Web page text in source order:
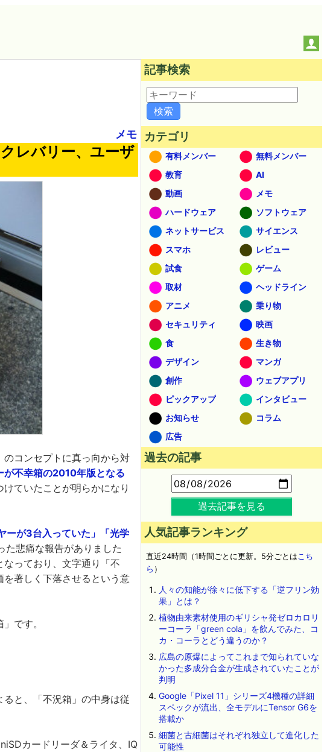
メモ
レバリー、ユーザ
のコンセプトに真っ向から対
が不幸箱の2010年版となる
ていたことが明らかになり
ーが3台入っていた」「光学
た悲痛な報告がありました
っており、文字通り「不
著しく下落させるという意
です。
と、「不況箱」の中身は従
カードリーダ＆ライタ、IQ
記事検索
カテゴリ
有料メンバー
無料メンバー
教育
AI
動画
メモ
ハードウェア
ソフトウェア
ネットサービス
サイエンス
スマホ
レビュー
試食
ゲーム
取材
ヘッドライン
アニメ
乗り物
セキュリティ
映画
食
生き物
デザイン
マンガ
創作
ウェブアプリ
ピックアップ
インタビュー
お知らせ
コラム
広告
過去の記事
過去記事を見る
人気記事ランキング
直近24時間（1時間ごとに更新。5分ごとはこち
ら ）
人々の知能が徐々に低下する「逆フリン効
果」とは？
植物由来素材使用のギリシャ発ゼロカロリ
ーコーラ「green cola」を飲んでみた、コ
カ・コーラとどう違うのか？
広島の原爆によってこれまで知られていな
かった多成分合金が生成されていたことが
判明
Google「Pixel 11」シリーズ4機種の詳細
スペックが流出、全モデルにTensor G6を
搭載か
細菌と古細菌はそれぞれ独立して進化した
可能性